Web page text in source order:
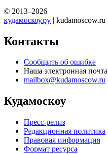
© 2013–2026
кудамоскоу.ру | kudamoscow.ru
Контакты
Сообщить об ошибке
Наша электронная почта
mailbox@kudamoscow.ru
Кудамоскоу
Пресс-релиз
Редакционная политика
Правовая информация
Формат ресурса